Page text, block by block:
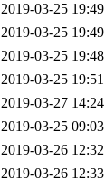
2019-03-25 19:49
2019-03-25 19:49
2019-03-25 19:48
2019-03-25 19:51
2019-03-27 14:24
2019-03-25 09:03
2019-03-26 12:32
2019-03-26 12:33